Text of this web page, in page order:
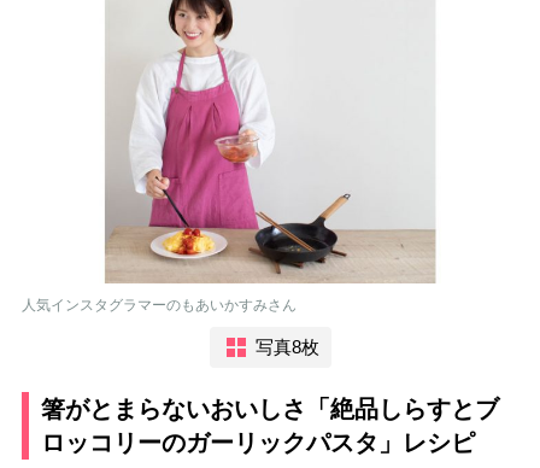
人気インスタグラマーのもあいかすみさん
写真8枚
箸がとまらないおいしさ「絶品しらすとブ
ロッコリーのガーリックパスタ」レシピ